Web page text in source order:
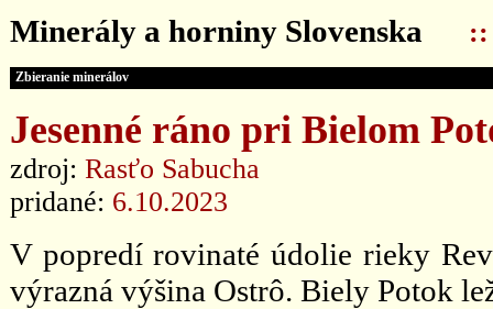
Minerály a horniny Slovenska ::
Zbieranie minerálov
Jesenné ráno pri Bielom
zdroj: Rasťo Sabucha
pridané: 6.10.2023
V popredí rovinaté údolie rieky
výrazná výšina Ostrô. Biely Potok